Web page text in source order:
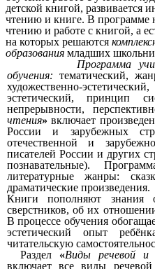
детской книгой, развивается
чтению и книге. В программе
чтению и работе с книгой, а
на которых решаются
образования младших
Программа
обучения: тематический,
художественно-
эстетический, принцип
непрерывности,
чтения»включает
России и зарубежных
отечественной и
писателей России и других
познавательные).
литературные жанры:
драматические произведения.
Книги пополняют знания
сверстников, об их
В процессе обучения
эстетический опыт
читательскую
Раздел «Виды речевой и
включает вce виды речевой